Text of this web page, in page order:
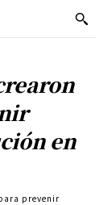
en
prevenir